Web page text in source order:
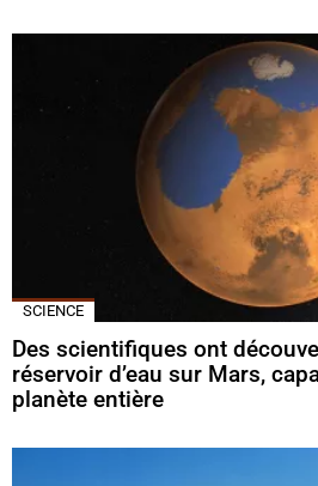
SCIENCE
Des scientifiques ont
réservoir d’eau sur Mars,
planète entière